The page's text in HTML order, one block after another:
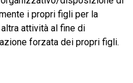
i propri figli per la
attività al fine di
forzata dei propri figli.